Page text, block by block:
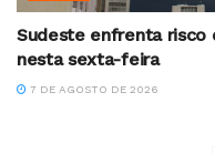
Sudeste enfrenta risco
nesta sexta-feira
7 DE AGOSTO DE 2026